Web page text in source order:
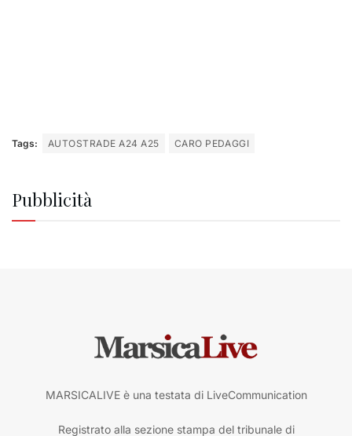
Tags: AUTOSTRADE A24 A25 CARO PEDAGGI
Pubblicità
MARSICALIVE è una testata di LiveCommunication
Registrato alla sezione stampa del tribunale di